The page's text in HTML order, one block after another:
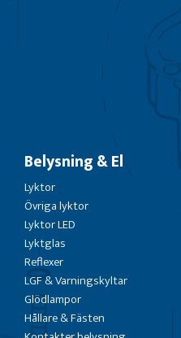
Belysning & El
Lyktor
Övriga lyktor
Lyktor LED
Lyktglas
Reflexer
LGF & Varningskyltar
Glödlampor
Hållare & Fästen